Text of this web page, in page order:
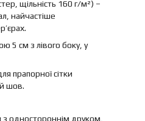
щільність 160 г/м²) –
найчастіше
5 см з лівого боку, у
прапорної сітки
шов.
одностороннім друком,